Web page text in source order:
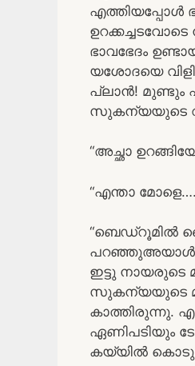
എത്തിയപ്പോൾ
ഭാവഭേദം
യശോദയെ
പ്ലാൻ! മുണ്ടും
സുകന്യയുടെ
“അച്ഛാ
“എന്താ
“ബെഡ്റൂമിൽ
പറഞ്ഞുഅയാൾ
ഇട്ടു നായരുടെ
സുകന്യയുടെ
കാത്തിരുന്നു.
ഏണിപടിയും
കയ്യിൽ